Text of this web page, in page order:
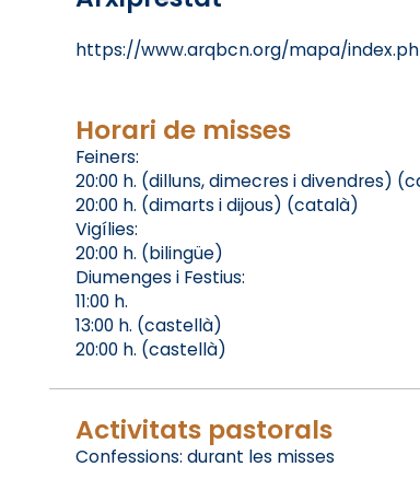
https://www.arqbcn.org/mapa/
Horari de misses
Feiners:
20:00 h. (dilluns, dimecres i divendres)
20:00 h. (dimarts i dijous) (català)
Vigílies:
20:00 h. (bilingüe)
Diumenges i Festius:
11:00 h.
13:00 h. (castellà)
20:00 h. (castellà)
Activitats pastorals
Confessions: durant les misses